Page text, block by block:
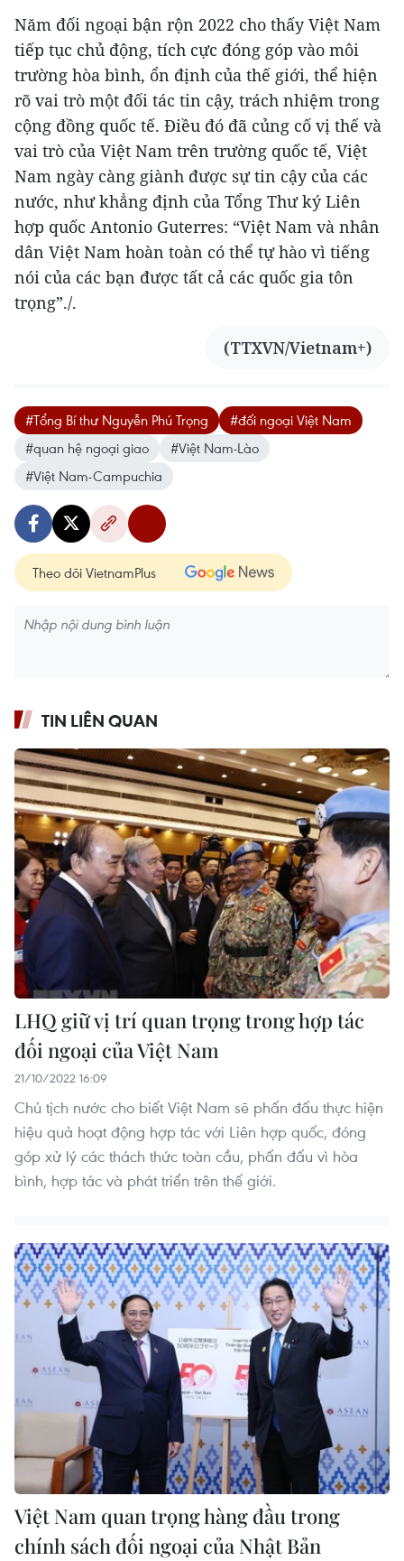
Năm đối ngoại bận rộn 2022 cho thấy Việt Nam
tiếp tục chủ động, tích cực đóng góp vào môi
trường hòa bình, ổn định của thế giới, thể hiện
rõ vai trò một đối tác tin cậy, trách nhiệm trong
cộng đồng quốc tế. Điều đó đã củng cố vị thế và
vai trò của Việt Nam trên trường quốc tế, Việt
Nam ngày càng giành được sự tin cậy của các
nước, như khẳng định của Tổng Thư ký Liên
hợp quốc Antonio Guterres: “Việt Nam và nhân
dân Việt Nam hoàn toàn có thể tự hào vì tiếng
nói của các bạn được tất cả các quốc gia tôn
trọng”./.
(TTXVN/Vietnam+)
#Tổng Bí thư Nguyễn Phú Trọng
#đối ngoại Việt Nam
#quan hệ ngoại giao
#Việt Nam-Lào
#Việt Nam-Campuchia
Theo dõi VietnamPlus
TIN LIÊN QUAN
LHQ giữ vị trí quan trọng trong hợp tác
đối ngoại của Việt Nam
21/10/2022 16:09
Chủ tịch nước cho biết Việt Nam sẽ phấn đấu thực hiện
hiệu quả hoạt động hợp tác với Liên hợp quốc, đóng
góp xử lý các thách thức toàn cầu, phấn đấu vì hòa
bình, hợp tác và phát triển trên thế giới.
Việt Nam quan trọng hàng đầu trong
chính sách đối ngoại của Nhật Bản